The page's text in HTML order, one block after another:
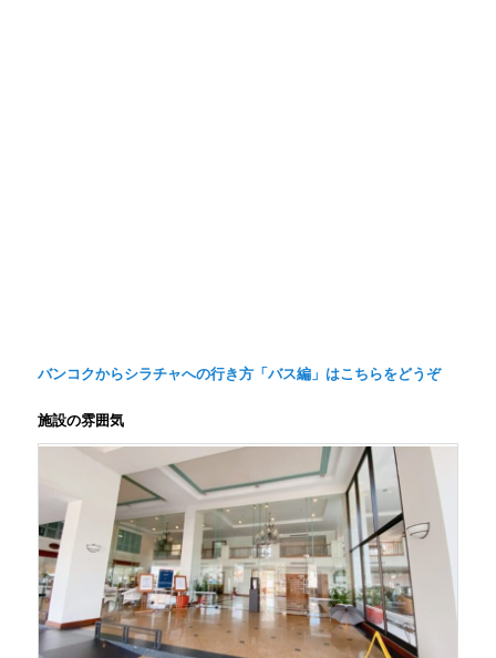
バンコクからシラチャへの行き方「バス編」はこちらをどうぞ
施設の雰囲気